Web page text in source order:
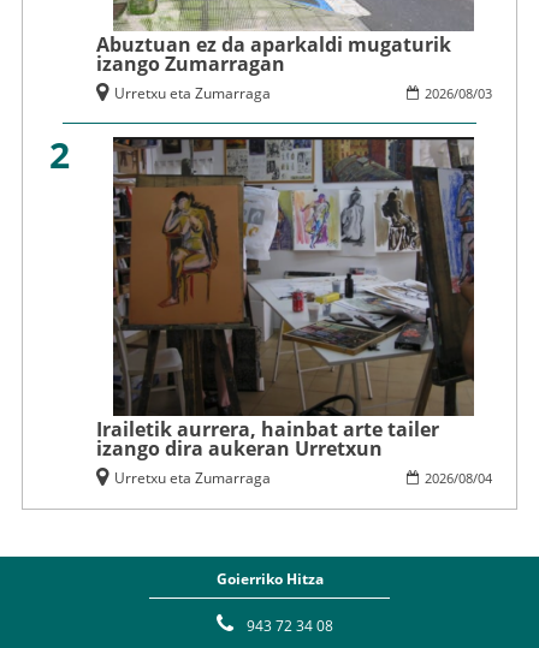
Abuztuan ez da aparkaldi mugaturik
izango Zumarragan
2026/08/03
Urretxu eta Zumarraga
2
Irailetik aurrera, hainbat arte tailer
izango dira aukeran Urretxun
2026/08/04
Urretxu eta Zumarraga
Goierriko Hitza
943 72 34 08